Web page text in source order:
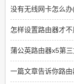
没有无线网卡怎么
怎样设置路由器才
蒲公英路由器x5第
一篇文章告诉你路